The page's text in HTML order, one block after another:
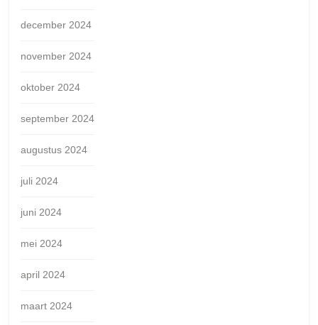
december 2024
november 2024
oktober 2024
september 2024
augustus 2024
juli 2024
juni 2024
mei 2024
april 2024
maart 2024